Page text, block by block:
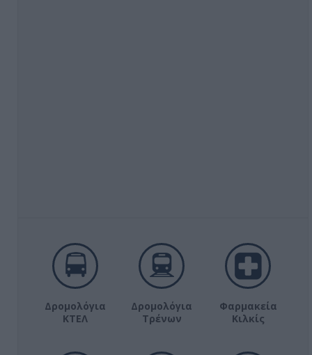
Δρομολόγια
ΚΤΕΛ
Δρομολόγια
Τρένων
Φαρμακεία
Κιλκίς